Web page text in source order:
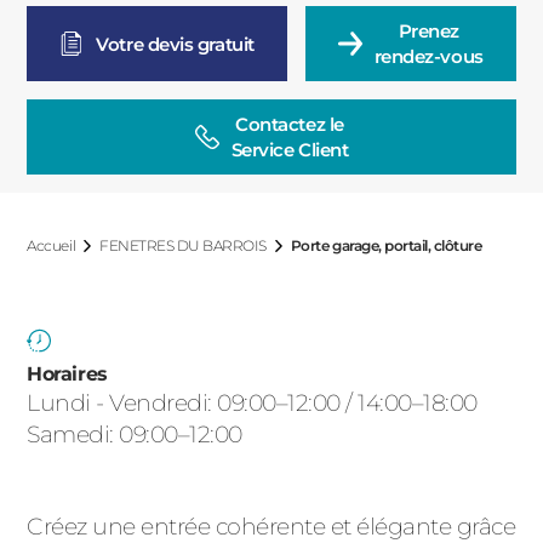
Votre devis gratuit
Prenez
rendez-vous
Contactez le
Service Client
Accueil FENETRES DU BARROIS Porte garage, portail, clôture
Horaires
Lundi - Vendredi: 09:00–12:00 / 14:00–18:00
Samedi: 09:00–12:00
Créez une entrée cohérente et élégante grâce
ACIER